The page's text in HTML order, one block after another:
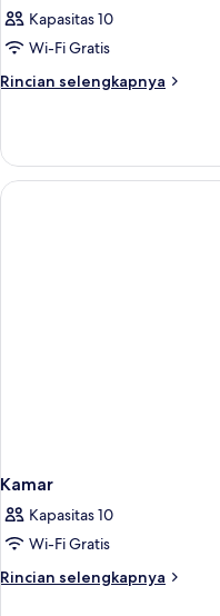
Kapasitas 10
Wi-Fi Gratis
Rincian selengkapnya
Rincian
Kamar
Kamar
Kapasitas 10
Wi-Fi Gratis
Rincian selengkapnya
Rincian